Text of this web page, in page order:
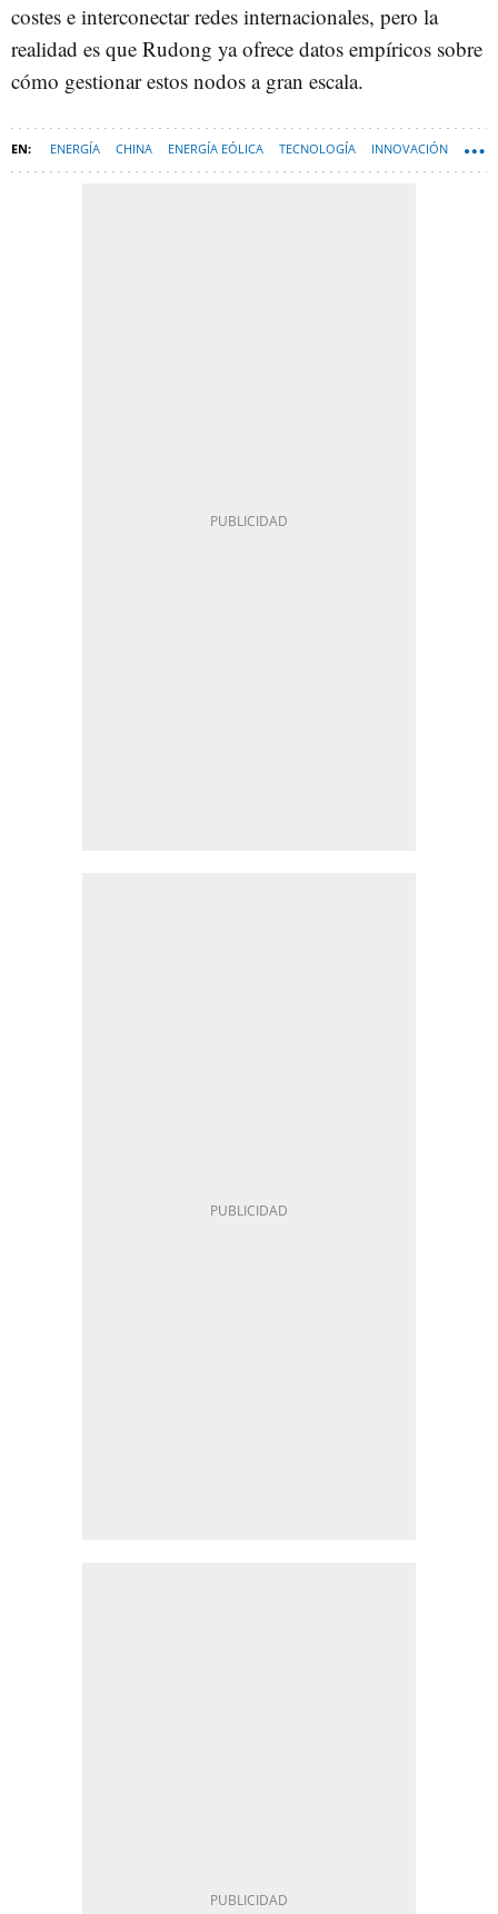
costes e interconectar redes internacionales, pero la
realidad es que Rudong ya ofrece datos empíricos sobre
cómo gestionar estos nodos a gran escala.
ENERGÍA CHINA ENERGÍA EÓLICA TECNOLOGÍA INNOVACIÓN